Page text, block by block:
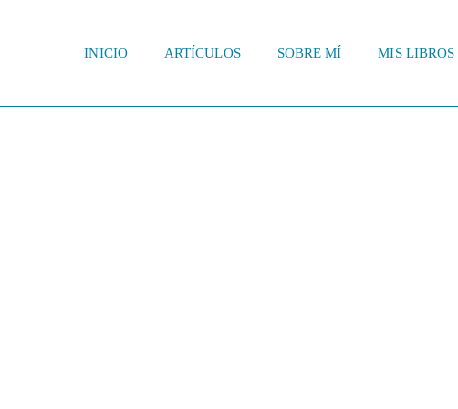
INICIO ARTÍCULOS SOBRE MÍ MIS LIBROS